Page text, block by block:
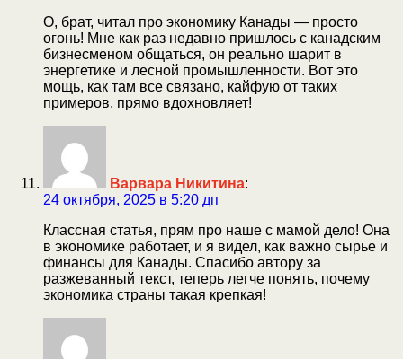
О, брат, читал про экономику Канады — просто
огонь! Мне как раз недавно пришлось с канадским
бизнесменом общаться, он реально шарит в
энергетике и лесной промышленности. Вот это
мощь, как там все связано, кайфую от таких
примеров, прямо вдохновляет!
Варвара Никитина:
24 октября, 2025 в 5:20 дп
Классная статья, прям про наше с мамой дело! Она
в экономике работает, и я видел, как важно сырье и
финансы для Канады. Спасибо автору за
разжеванный текст, теперь легче понять, почему
экономика страны такая крепкая!